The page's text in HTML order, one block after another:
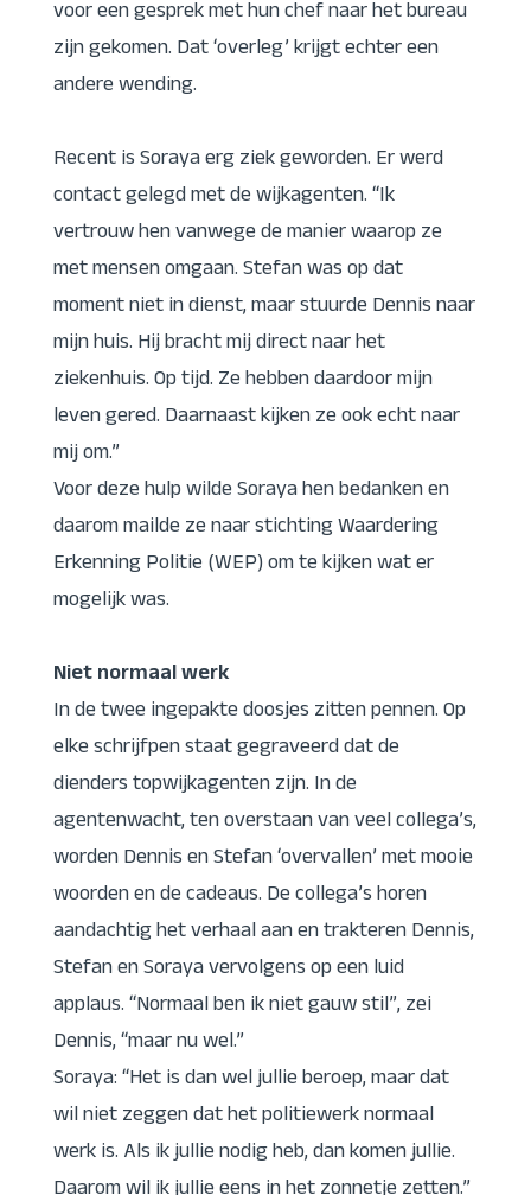
voor een gesprek met hun chef naar het bureau
zijn gekomen. Dat ‘overleg’ krijgt echter een
andere wending.
Recent is Soraya erg ziek geworden. Er werd
contact gelegd met de wijkagenten. “Ik
vertrouw hen vanwege de manier waarop ze
met mensen omgaan. Stefan was op dat
moment niet in dienst, maar stuurde Dennis naar
mijn huis. Hij bracht mij direct naar het
ziekenhuis. Op tijd. Ze hebben daardoor mijn
leven gered. Daarnaast kijken ze ook echt naar
mij om.”
Voor deze hulp wilde Soraya hen bedanken en
daarom mailde ze naar stichting Waardering
Erkenning Politie (WEP) om te kijken wat er
mogelijk was.
Niet normaal werk
In de twee ingepakte doosjes zitten pennen. Op
elke schrijfpen staat gegraveerd dat de
dienders topwijkagenten zijn. In de
agentenwacht, ten overstaan van veel collega’s,
worden Dennis en Stefan ‘overvallen’ met mooie
woorden en de cadeaus. De collega’s horen
aandachtig het verhaal aan en trakteren Dennis,
Stefan en Soraya vervolgens op een luid
applaus. “Normaal ben ik niet gauw stil”, zei
Dennis, “maar nu wel.”
Soraya: “Het is dan wel jullie beroep, maar dat
wil niet zeggen dat het politiewerk normaal
werk is. Als ik jullie nodig heb, dan komen jullie.